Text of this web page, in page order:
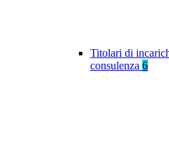
Titolari di
consulenza 6